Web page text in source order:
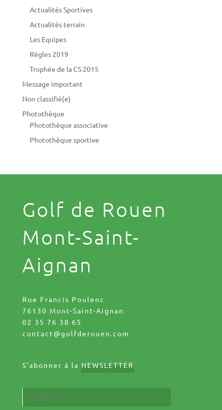
Actualités Sportives
Actualités terrain
Les Equipes
Règles 2019
Trophée de la CS 2015
Message important
Non classifié(e)
Photothèque
Photothèque associative
Photothèque sportive
Golf de Rouen
Mont-Saint-
Aignan
Rue Francis Poulenc
76130 Mont-Saint-Aignan
02 35 76 38 65
contact@golfderouen.com
S'abonner à la NEWSLETTER